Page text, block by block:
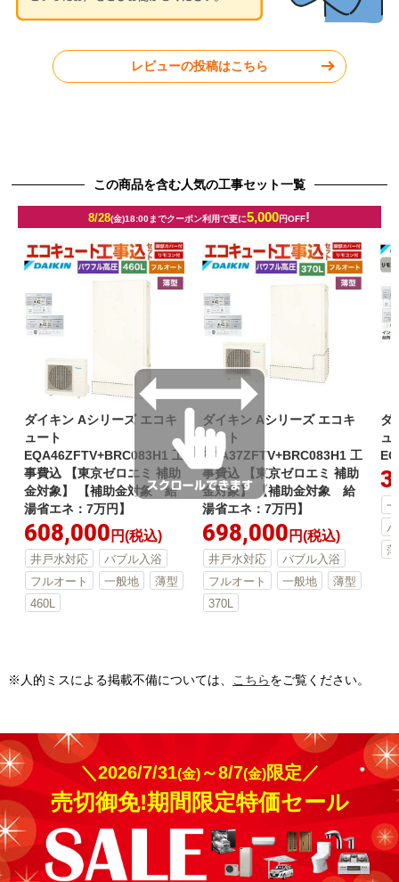
レビューの投稿はこちら
この商品を含む人気の工事セット一覧
8/28(金)18:00までクーポン利用で更に5,000円OFF!
ダイキン Aシリーズ エコキ
ュート
EQA46ZFTV+BRC083H1 工
事費込 【東京ゼロエミ 補助
金対象】 【補助金対象 給
湯省エネ：7万円】
608,000 円(税込)
井戸水対応
バブル入浴
フルオート
一般地
薄型
460L
ダイキン Aシリーズ エコキ
ュート
EQA37ZFTV+BRC083H1 工
事費込 【東京ゼロエミ 補助
金対象】 【補助金対象 給
湯省エネ：7万円】
698,000 円(税込)
井戸水対応
バブル入浴
フルオート
一般地
薄型
370L
ダ
ュ
※人的ミスによる掲載不備については、 こちらをご覧ください。
＼2026/7/31(金)～8/7(金)限定／
売切御免!期間限定特価セール